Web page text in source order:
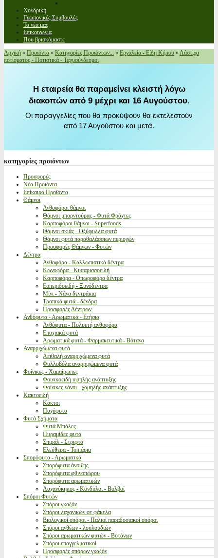
Χονδρική
Γεωπονικές Συμβουλές
Τα νέα μας
Επικοινωνία
Που βρισκόμαστε
Αρχική » Προϊόντα » Κατηγορίες Προϊόντων... » Εργαλεία - Είδη Κήπου »Λάστιχα
ποτίσματος - Ποτιστικά - Ταχυσύνδεσμοι
Η εταιρεία θα παραμείνει κλειστή λόγω
διακοπών από 9 μέχρι και 16 Αυγούστου.
Οι παραγγελίες που θα προκύψουν θα εκτελεστούν
από 17 Αυγούστου και μετά.
κατηγορίες προιόντων
Προσφορές
Νέα Προϊόντα
Επίκαιρα Προϊόντα
Θάμνοι
Ανθοφόροι θάμνοι
Θάμνοι μπορντούρας - Φυτά Φράχτες
Καρποφόροι θάμνοι - Superfoods
Θάμνοι σκιάς - Οξύφυλλα φυτά
Θάμνοι φυτά παραθαλάσσιων περιοχών
Προσφορές Θάμνων - Φυτών
Δέντρα
Ανθοφόρα - Καλλωπιστικά δέντρα
Κωνοφόρα - Κυπαρισσοειδή
Καρποφόρα - Οπωροφόρα δέντρα
Εσπεριδοειδή - Ξυνόδεντρα
Μίνι - Νάνα δεντράκια
Τροπικά φυτά - δένδρα
Προσφορές Δέντρων
Ανθόφυτα - Αρωματικά - Ετήσια
Ανθόφυτα - Πολυετή ανθοφόρα
Εποχιακά φυτά
Αρωματικά φυτά - Φαρμακευτικά - Βότανα
Αναρριχώμενα φυτά
Αειθαλή αναρριχώμενα φυτά
Φυλλοβόλα αναρριχώμενα φυτά
Φοίνικες - Χαμαίρωπες
Φοινικοειδή υψηλής ανάπτυξης
Φοίνικες νάνοι - χαμηλής ανάπτυξης
Κακτοειδή
Κάκτοι
Παχύφυτα
Φυτά Σχήματα
Φυτά Μπάλες
Πυραμίδες φυτά
Σπιράλ - Στριφτά
Ελεύθερα - Τοπιάρια
Σπορόφυτα - Αρωματικά
Σπορόφυτα άνοιξης
Σπορόφυτα φθινοπώρου
Σπορόφυτα αρωματικών
Λαχανόκηπος - Κόνδυλοι - Βολβοί
Σπόροι Φυτών
Σπόροι γκαζόν
Σπόροι λαχανικών σε φάκελα
Βιολογικοί σπόροι - Παλιοί παραδοσιακοί σπόροι
Σπόροι ανθέων - λουλουδιών
Σπόροι αρωματικών φυτών - Βοτάνων
Σπόροι επαγγελματικοί
Προσφορές σπόρων γκαζόν